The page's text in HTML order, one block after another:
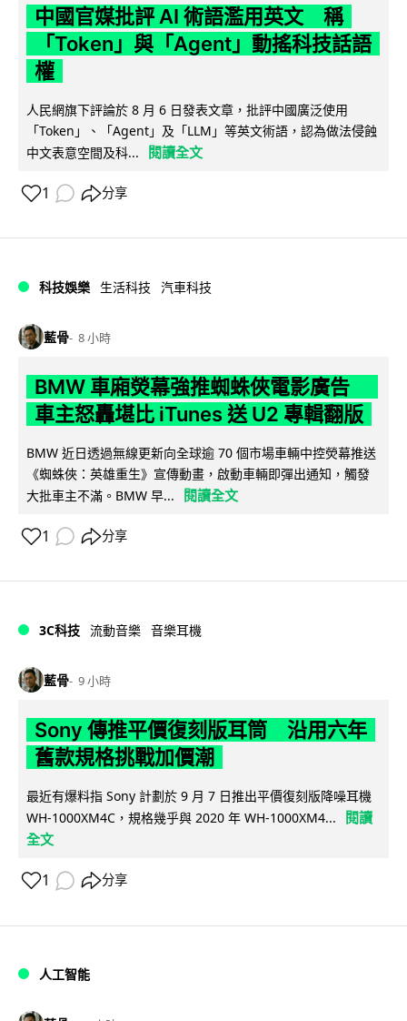
中國官媒批評 AI 術語濫用英文 稱
「Token」與「Agent」動搖科技話語
權
人民網旗下評論於 8 月 6 日發表文章，批評中國廣泛使用
「Token」、「Agent」及「LLM」等英文術語，認為做法侵蝕
中文表意空間及科...
閱讀全文
1 分享
科技娛樂 生活科技 汽車科技
藍骨 8 小時
BMW 車廂熒幕強推蜘蛛俠電影廣告
車主怒轟堪比 iTunes 送 U2 專輯翻版
BMW 近日透過無線更新向全球逾 70 個市場車輛中控熒幕推送
《蜘蛛俠：英雄重生》宣傳動畫，啟動車輛即彈出通知，觸發
大批車主不滿。BMW 早...
閱讀全文
1 分享
3C科技 流動音樂 音樂耳機
藍骨 9 小時
Sony 傳推平價復刻版耳筒 沿用六年
舊款規格挑戰加價潮
最近有爆料指 Sony 計劃於 9 月 7 日推出平價復刻版降噪耳機
WH-1000XM4C，規格幾乎與 2020 年 WH-1000XM4...
閱讀
全文
1 分享
人工智能